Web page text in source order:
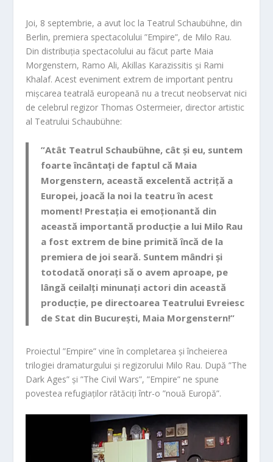
Joi, 8 septembrie, a avut loc la Teatrul Schaubühne, din
Berlin, premiera spectacolului ”Empire”, de Milo Rau.
Din distribuția spectacolului au făcut parte Maia
Morgenstern, Ramo Ali, Akillas Karazissitis și Rami
Khalaf. Acest eveniment extrem de important pentru
mișcarea teatrală europeană nu a trecut neobservat nici
de celebrul regizor Thomas Ostermeier, director artistic
al Teatrului Schaubühne:
”Atât Teatrul Schaubühne, cât și eu, suntem
foarte încântați de faptul că Maia
Morgenstern, această excelentă actriță a
Europei, joacă la noi la teatru în acest
moment! Prestația ei emoționantă din
această importantă producție a lui Milo Rau
a fost extrem de bine primită încă de la
premiera de joi seară. Suntem mândri și
totodată onorați să o avem aproape, pe
lângă ceilalți minunați actori din această
producție, pe directoarea Teatrului Evreiesc
de Stat din București, Maia Morgenstern!”
Proiectul ”Empire” vine în completarea și încheierea
trilogiei dramaturgului și regizorului Milo Rau. După ”The
Dark Ages” și ”The Civil Wars”, ”Empire” ne spune
povestea refugiaților rătăciți într-o ”nouă Europă”.